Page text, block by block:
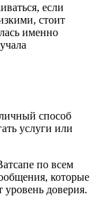
если
стоит
именно
способ
услуги или
по всем
которые
доверия.